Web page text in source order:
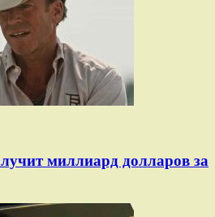
миллиард долларов за